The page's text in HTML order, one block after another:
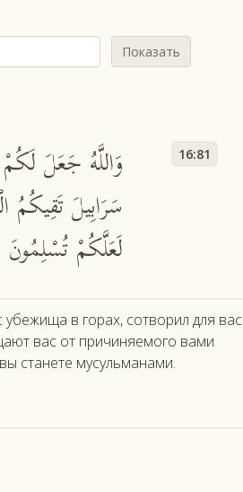
Показать
وَاللَّهُ جَعَلَ
سَرَابِيلَ
لَعَلَّكُمْ تُسْلِمُونَ
16:81
в горах, сотворил для вас
вас от причиняемого вами
станете мусульманами.